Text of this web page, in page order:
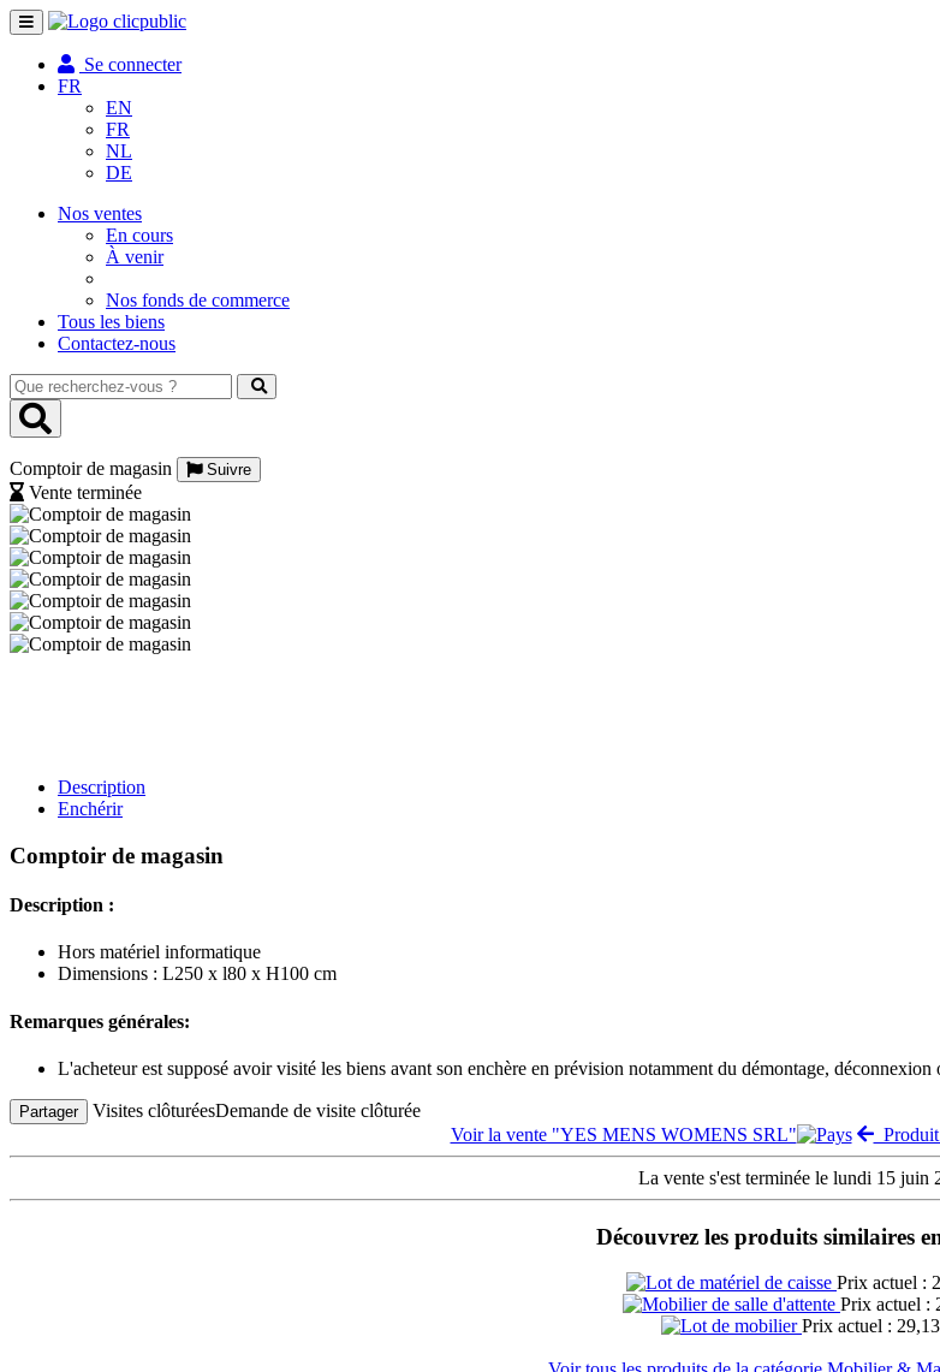
Toggle
navigation
Se connecter
FR
EN
FR
NL
DE
Nos ventes
En cours
À venir
Nos fonds de commerce
Tous les biens
Contactez-nous
Que
recherchez-
vous
Comptoir de magasin
Suivre
Vente terminée
Description
Enchérir
Comptoir de magasin
Description :
Hors matériel informatique
Dimensions : L250 x l80 x H100 cm
Remarques générales:
L'acheteur est supposé avoir visité les biens avant son enchère en prévision notamment du démontage,
Partager Visites clôturéesDemande de visite clôturée
Voir la vente "YES MENS WOMENS SRL"
Produit
La vente s'est terminée le lundi 15 juin
Découvrez les produits similaires
Prix actuel :
Prix actuel :
Prix actuel :